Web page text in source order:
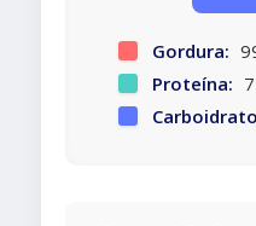
Gordura:
Proteína: